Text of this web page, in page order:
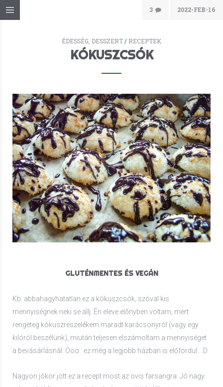
3 2022-FEB-16
ÉDESSÉG, DESSZERT / RECEPTEK
KÓKUSZCSÓK
GLUTÉNMENTES ÉS VEGÁN
Kb. abbahagyhatatlan ez a kókuszcsók, szóval kis
mennyiségnek neki se állj. Én eleve előnyben voltam, mert
rengeteg kókuszreszelékem maradt karácsonyról (vagy egy
kilóról beszélünk), miután teljesen elszámoltam a mennyiséget
a bevásárlásnál. Ööö.. ez még a legjobb házban is előfordul.. :D
Nagyon jókor jött ez a recept most az ovis farsangra. Jó nagy